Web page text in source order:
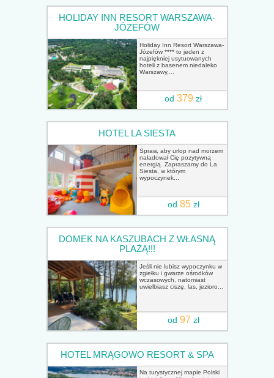
HOLIDAY INN RESORT WARSZAWA-
JÓZEFÓW
Holiday Inn Resort Warszawa-
Józefów **** to jeden z
najpiękniej usytuowanych
hoteli z basenem niedaleko
Warszawy,...
od379 zł
HOTEL LA SIESTA
Spraw, aby urlop nad morzem
naładował Cię pozytywną
energią. Zapraszamy do La
Siesta, w którym
wypoczynek...
od 85zł
DOMEK NA KASZUBACH Z WŁASNĄ
PLAŻĄ!!!
Jeśli nie lubisz wypoczynku w
zgiełku i gwarze ośrodków
wczasowych, natomiast
uwielbiasz ciszę, las, jezioro...
od 97 zł
HOTEL MRĄGOWO RESORT & SPA
Na turystycznej mapie Polski